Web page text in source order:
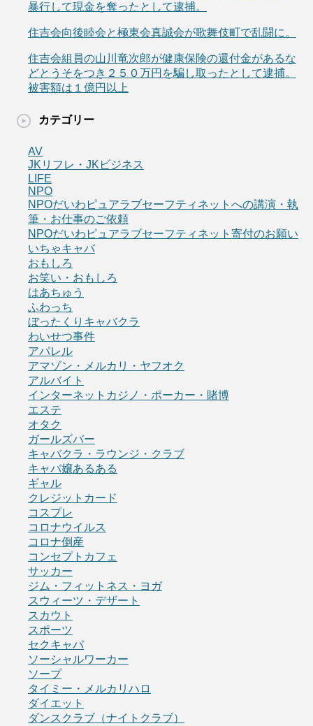
暴行して現金を奪ったとして逮捕。
住吉会向後睦会と極東会真誠会が歌舞伎町で乱闘に。
住吉会組員の山川竜次郎が健康保険の還付金があるな
どとうそをつき２５０万円を騙し取ったとして逮捕。
被害額は１億円以上
カテゴリー
AV
JKリフレ・JKビジネス
LIFE
NPO
NPOだいわピュアラブセーフティネットへの講演・執
筆・お仕事のご依頼
NPOだいわピュアラブセーフティネット寄付のお願い
いちゃキャバ
おもしろ
お笑い・おもしろ
はあちゅう
ふわっち
ぼったくりキャバクラ
わいせつ事件
アパレル
アマゾン・メルカリ・ヤフオク
アルバイト
インターネットカジノ・ポーカー・賭博
エステ
オタク
ガールズバー
キャバクラ・ラウンジ・クラブ
キャバ嬢あるある
ギャル
クレジットカード
コスプレ
コロナウイルス
コロナ倒産
コンセプトカフェ
サッカー
ジム・フィットネス・ヨガ
スウィーツ・デザート
スカウト
スポーツ
セクキャバ
ソーシャルワーカー
ソープ
タイミー・メルカリハロ
ダイエット
ダンスクラブ（ナイトクラブ）